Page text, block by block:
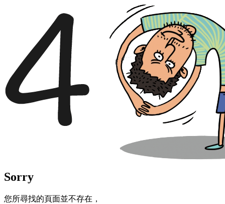
Sorry
您所尋找的頁面並不存在，